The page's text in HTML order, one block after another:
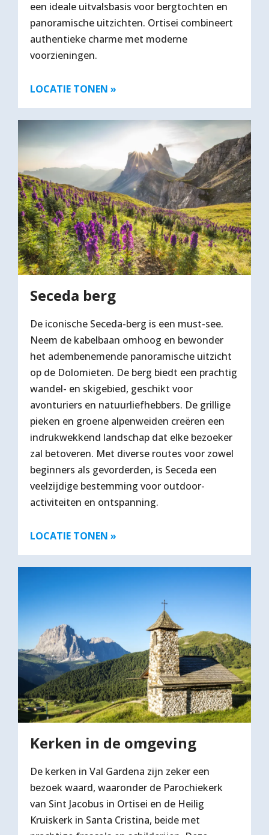
een ideale uitvalsbasis voor bergtochten en
panoramische uitzichten. Ortisei combineert
authentieke charme met moderne
voorzieningen.
LOCATIE TONEN »
Seceda berg
De iconische Seceda-berg is een must-see.
Neem de kabelbaan omhoog en bewonder
het adembenemende panoramische uitzicht
op de Dolomieten. De berg biedt een prachtig
wandel- en skigebied, geschikt voor
avonturiers en natuurliefhebbers. De grillige
pieken en groene alpenweiden creëren een
indrukwekkend landschap dat elke bezoeker
zal betoveren. Met diverse routes voor zowel
beginners als gevorderden, is Seceda een
veelzijdige bestemming voor outdoor-
activiteiten en ontspanning.
LOCATIE TONEN »
Kerken in de omgeving
De kerken in Val Gardena zijn zeker een
bezoek waard, waaronder de Parochiekerk
van Sint Jacobus in Ortisei en de Heilig
Kruiskerk in Santa Cristina, beide met